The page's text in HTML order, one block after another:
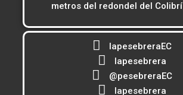
metros del redondel del Colibrí
lapesebreraEC
lapesebrera
@pesebreraEC
lapesebrera